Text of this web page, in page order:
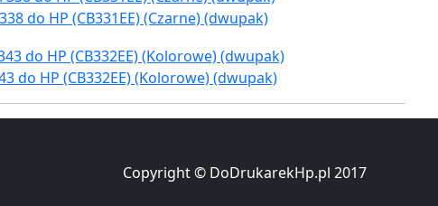
do HP (CB331EE) (Czarne) (dwupak)
do HP (CB332EE) (Kolorowe) (dwupak)
Copyright © DoDrukarekHp.pl 2017